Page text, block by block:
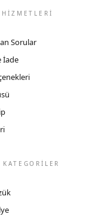
Sorular
İade
KATEGORİLER